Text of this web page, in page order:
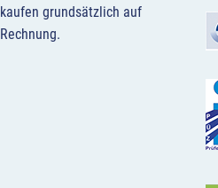
kaufen grundsätzlich auf
Rechnung.